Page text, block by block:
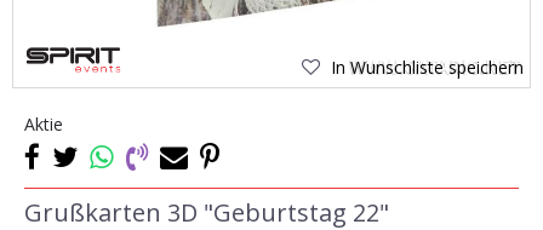
In Wunschliste speichern
Aktie
Grußkarten 3D "Geburtstag 22"